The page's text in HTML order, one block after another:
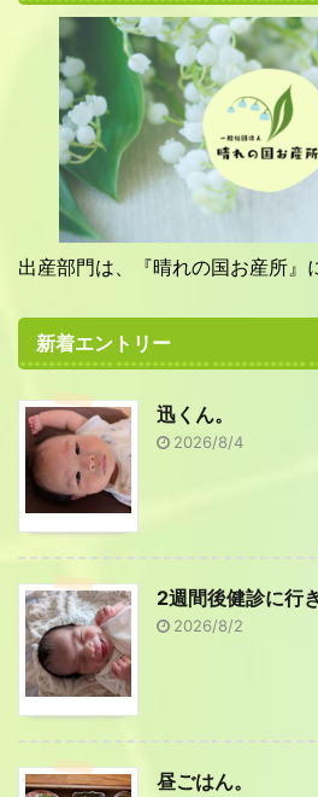
出産部門は、『晴れの国お産所』
新着エントリー
迅くん。
2026/8/4
2週間後健診に行
2026/8/2
昼ごはん。